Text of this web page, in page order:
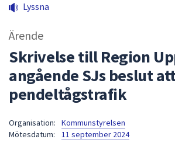
Lyssna
Ärende
Skrivelse till Region
angående SJs beslut
pendeltågstrafik
Organisation:
Kommunstyrelsen
Mötesdatum:
11 september 2024